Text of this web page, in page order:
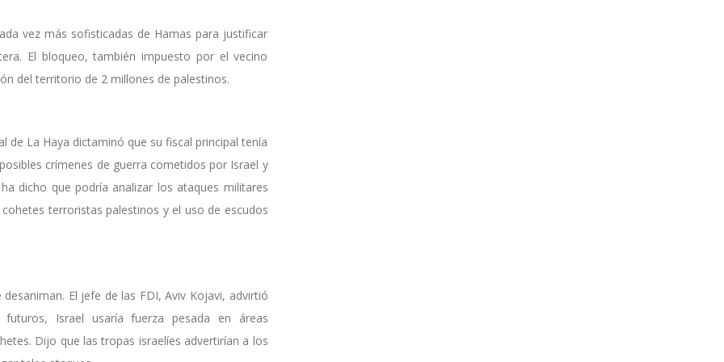
vez más sofisticadas de Hamas para justificar
El bloqueo, también impuesto por el vecino
del territorio de 2 millones de palestinos.
de La Haya dictaminó que su fiscal principal tenía
crímenes de guerra cometidos por Israel y
dicho que podría analizar los ataques militares
terroristas palestinos y el uso de escudos
El jefe de las FDI, Aviv Kojavi, advirtió
Israel usaría fuerza pesada en áreas
Dijo que las tropas israelíes advertirían a los